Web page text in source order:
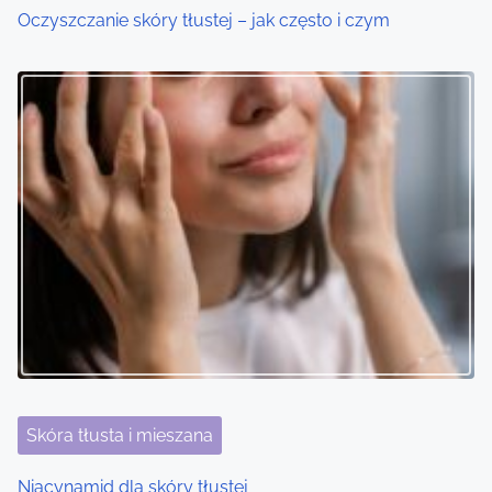
i
n
Oczyszczanie skóry tłustej – jak często i czym
Skóra tłusta i mieszana
Niacynamid dla skóry tłustej